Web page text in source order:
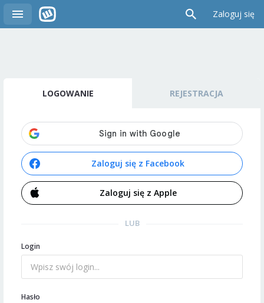
Zaloguj się
LOGOWANIE REJESTRACJA
Zaloguj się z Facebook
Zaloguj się z Apple
LUB
Login
Hasło